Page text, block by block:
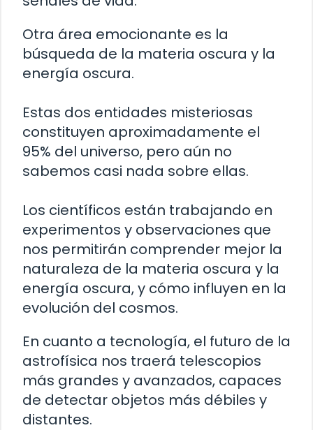
Otra área emocionante es la
búsqueda de la materia oscura y la
energía oscura.
Estas dos entidades misteriosas
constituyen aproximadamente el
95% del universo, pero aún no
sabemos casi nada sobre ellas.
Los científicos están trabajando en
experimentos y observaciones que
nos permitirán comprender mejor la
naturaleza de la materia oscura y la
energía oscura, y cómo influyen en la
evolución del cosmos.
En cuanto a tecnología, el futuro de la
astrofísica nos traerá telescopios
más grandes y avanzados, capaces
de detectar objetos más débiles y
distantes.